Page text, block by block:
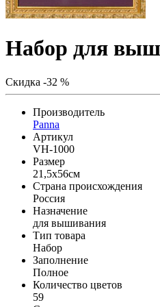
Набор для
Скидка -32 %
Производитель
Panna
Артикул
VH-1000
Размер
21,5x56см
Страна происхождения
Россия
Назначение
для вышивания
Тип товара
Набор
Заполнение
Полное
Количество цветов
59